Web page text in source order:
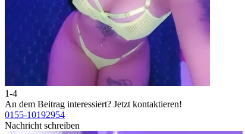
1-4
An dem Beitrag interessiert? Jetzt kontaktieren!
0155-10192954
Nachricht schreiben